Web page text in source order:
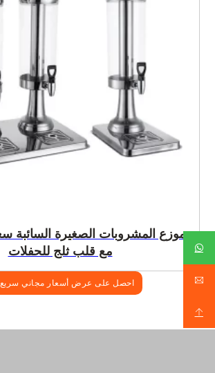
مع قلب ثلج للحفلات
احصل على عرض أسعار مجاني سريع